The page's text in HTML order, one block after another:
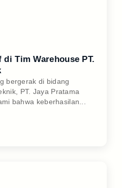
Tim Warehouse PT.
bergerak di bidang
PT. Jaya Pratama
bahwa keberhasilan...